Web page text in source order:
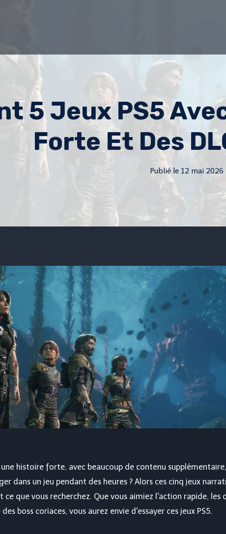
5 Jeux PS5
Forte Et Des
Publié le 12 mai 2026
histoire forte, avec beaucoup de contenu
dans un jeu pendant des heures ? Alors ces cinq jeux
ce que vous recherchez. Que vous aimiez l'action rapide, les
boss coriaces, vous aurez envie d'essayer ces jeux PS5.